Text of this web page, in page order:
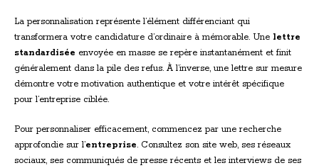
La personnalisation représente l’élément différenciant qui
transformera votre candidature d’ordinaire à mémorable. Une lettre
standardisée envoyée en masse se repère instantanément et finit
généralement dans la pile des refus. À l’inverse, une lettre sur mesure
démontre votre motivation authentique et votre intérêt spécifique
pour l’entreprise ciblée.
Pour personnaliser efficacement, commencez par une recherche
approfondie sur l’entreprise. Consultez son site web, ses réseaux
sociaux, ses communiqués de presse récents et les interviews de ses